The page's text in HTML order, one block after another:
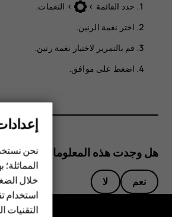
الهواتف الذكية
الهواتف المميزة
الأكسسوارات
حدد >
> النغمات.
اختر نغمة الرنين.
قم بالتمرير لاختيار نغمة رنين.
اضغط على موافق.
هل وجدت هذه المعلومات مفيدة؟
نعم لا
نحن
خلال
استخدام
التقنيات